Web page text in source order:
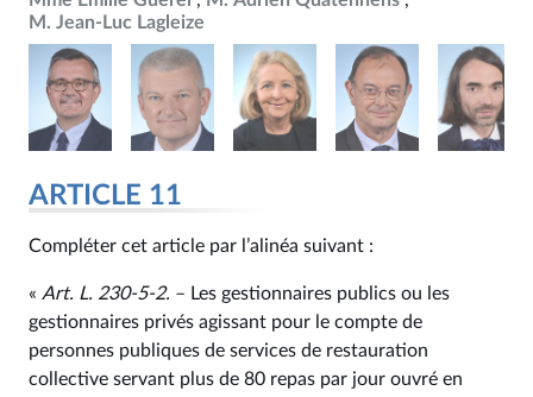
M. Jean-Luc Lagleize
ARTICLE 11
Compléter cet article par l’alinéa suivant :
« Art. L. 230‑5‑2. – Les gestionnaires publics ou les
gestionnaires privés agissant pour le compte de
personnes publiques de services de restauration
collective servant plus de 80 repas par jour ouvré en